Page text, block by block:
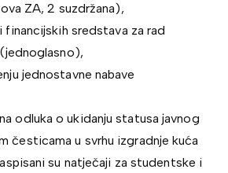
ZA, 2 suzdržana),
financijskih sredstava za rad
jednostavne nabave
odluka o ukidanju statusa javnog
česticama u svrhu izgradnje kuća
su natječaji za studentske i